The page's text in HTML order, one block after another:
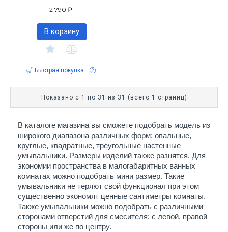
В каталоге магазина вы сможете подобрать модель из
широкого диапазона различных форм: овальные,
круглые, квадратные, треугольные настенные
умывальники. Размеры изделий также разнятся. Для
экономии пространства в малогабаритных ванных
комнатах можно подобрать мини размер. Такие
умывальники не теряют свой функционал при этом
существенно экономят ценные сантиметры комнаты.
Также умывальники можно подобрать с различными
сторонами отверстий для смесителя: с левой, правой
стороны или же по центру.
2 790 ₽
В корзину
Быстрая покупка
Показано с 1 по 31 из 31 (всего 1 страниц)